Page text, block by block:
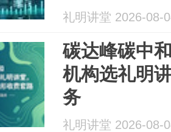
礼明讲堂 2026-08-
碳达峰碳中
机构选礼明
务
礼明讲堂 2026-08-